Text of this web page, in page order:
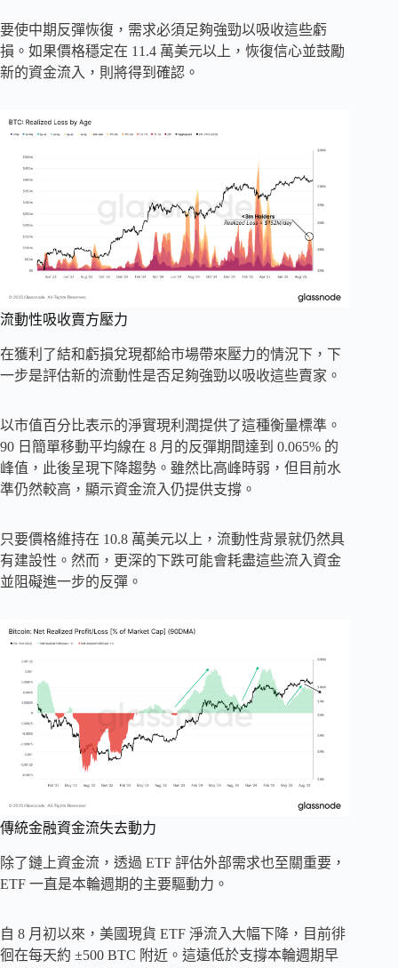
要使中期反彈恢復，需求必須足夠強勁以吸收這些虧
損。如果價格穩定在 11.4 萬美元以上，恢復信心並鼓勵
新的資金流入，則將得到確認。
流動性吸收賣方壓力
在獲利了結和虧損兌現都給市場帶來壓力的情況下，下
一步是評估新的流動性是否足夠強勁以吸收這些賣家。
以市值百分比表示的淨實現利潤提供了這種衡量標準。
90 日簡單移動平均線在 8 月的反彈期間達到 0.065% 的
峰值，此後呈現下降趨勢。雖然比高峰時弱，但目前水
準仍然較高，顯示資金流入仍提供支撐。
只要價格維持在 10.8 萬美元以上，流動性背景就仍然具
有建設性。然而，更深的下跌可能會耗盡這些流入資金
並阻礙進一步的反彈。
傳統金融資金流失去動力
除了鏈上資金流，透過 ETF 評估外部需求也至關重要，
ETF 一直是本輪週期的主要驅動力。
自 8 月初以來，美國現貨 ETF 淨流入大幅下降，目前徘
徊在每天約 ±500 BTC 附近。這遠低於支撐本輪週期早